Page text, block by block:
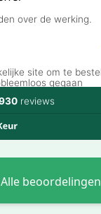
Alle beoordelingen